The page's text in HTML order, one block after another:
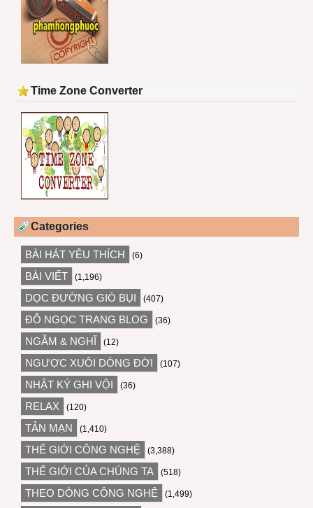
Time Zone Converter
Categories
BÀI HÁT YÊU THÍCH (6)
BÀI VIẾT (1,196)
DỌC ĐƯỜNG GIÓ BỤI (407)
ĐỖ NGỌC TRANG BLOG (36)
NGẪM & NGHĨ (12)
NGƯỢC XUÔI DÒNG ĐỜI (107)
NHẬT KÝ GHI VỘI (36)
RELAX (120)
TẢN MẠN (1,410)
THẾ GIỚI CÔNG NGHỆ (3,388)
THẾ GIỚI CỦA CHÚNG TA (518)
THEO DÒNG CÔNG NGHỆ (1,499)